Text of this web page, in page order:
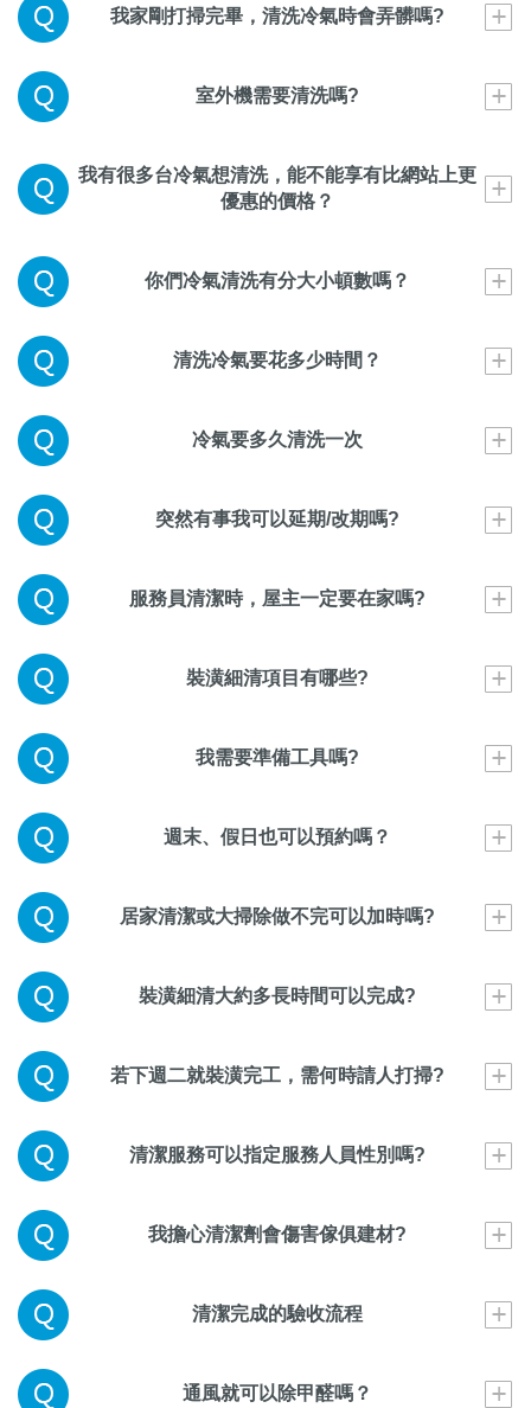
我家剛打掃完畢，清洗冷氣時會弄髒嗎?
室外機需要清洗嗎?
我有很多台冷氣想清洗，能不能享有比網站上更
優惠的價格？
你們冷氣清洗有分大小頓數嗎？
清洗冷氣要花多少時間？
冷氣要多久清洗一次
突然有事我可以延期/改期嗎?
服務員清潔時，屋主一定要在家嗎?
裝潢細清項目有哪些?
我需要準備工具嗎?
週末、假日也可以預約嗎？
居家清潔或大掃除做不完可以加時嗎?
裝潢細清大約多長時間可以完成?
若下週二就裝潢完工，需何時請人打掃?
清潔服務可以指定服務人員性別嗎?
我擔心清潔劑會傷害傢俱建材?
清潔完成的驗收流程
通風就可以除甲醛嗎？